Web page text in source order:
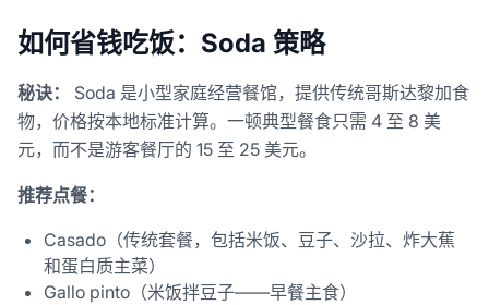
如何省钱吃饭：Soda 策略
秘诀：
Soda 是小型家庭经营餐馆，提供传统哥斯达黎加食
物，价格按本地标准计算。一顿典型餐食只需 4 至 8 美
元，而不是游客餐厅的 15 至 25 美元。
推荐点餐：
Casado（传统套餐，包括米饭、豆子、沙拉、炸大蕉
和蛋白质主菜）
Gallo pinto（米饭拌豆子——早餐主食）